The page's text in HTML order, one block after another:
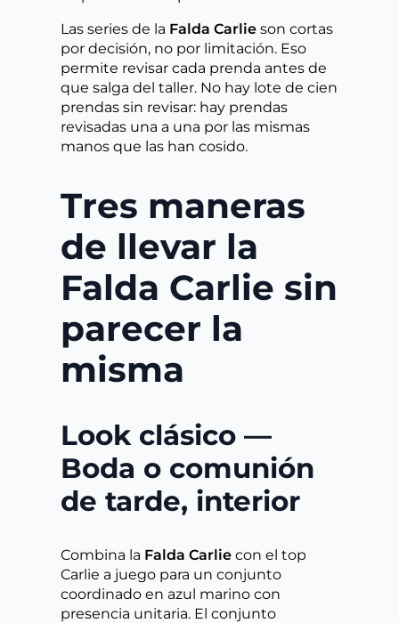
Las series de la Falda Carlie son cortas
por decisión, no por limitación. Eso
permite revisar cada prenda antes de
que salga del taller. No hay lote de cien
prendas sin revisar: hay prendas
revisadas una a una por las mismas
manos que las han cosido.
Tres maneras
de llevar la
Falda Carlie sin
parecer la
misma
Look clásico —
Boda o comunión
de tarde, interior
Combina la Falda Carlie con el top
Carlie a juego para un conjunto
coordinado en azul marino con
presencia unitaria. El conjunto